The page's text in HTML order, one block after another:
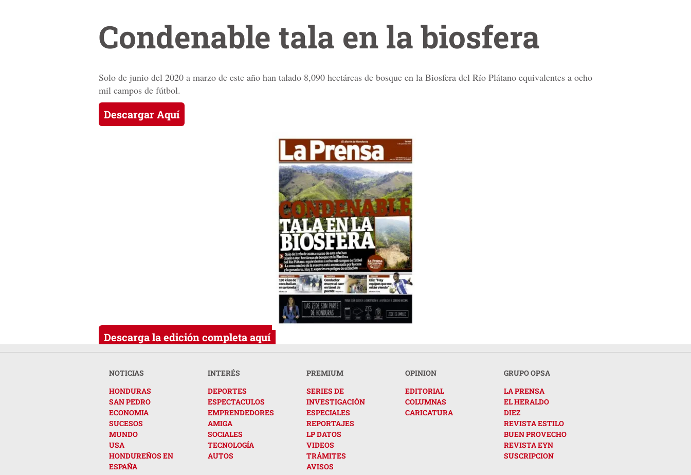
Condenable tala en la biosfera
Solo de junio del 2020 a marzo de este año han talado 8,090 hectáreas de bosque en la Biosfera del Río Plátano equivalentes a ocho
mil campos de fútbol.
Descargar Aquí
Descarga la edición completa aquí
NOTICIAS
HONDURAS
SAN PEDRO
ECONOMIA
SUCESOS
MUNDO
USA
HONDUREÑOS EN
ESPAÑA
INTERÉS
DEPORTES
ESPECTACULOS
EMPRENDEDORES
AMIGA
SOCIALES
TECNOLOGÍA
AUTOS
PREMIUM
SERIES DE
INVESTIGACIÓN
ESPECIALES
REPORTAJES
LP DATOS
VIDEOS
TRÁMITES
AVISOS
OPINION
EDITORIAL
COLUMNAS
CARICATURA
GRUPO OPSA
LA PRENSA
EL HERALDO
DIEZ
REVISTA ESTILO
BUEN PROVECHO
REVISTA EYN
SUSCRIPCION